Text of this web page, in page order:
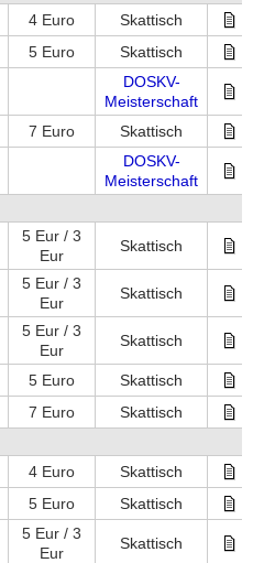
4 Euro
Skattisch
5 Euro Skattisch
DOSKV-
Meisterschaft
7 Euro Skattisch
DOSKV-
Meisterschaft
5 Eur / 3
Eur
Skattisch
5 Eur / 3
Eur
Skattisch
5 Eur / 3
Eur
Skattisch
5 Euro
Skattisch
7 Euro
Skattisch
4 Euro
Skattisch
5 Euro Skattisch
5 Eur / 3
Eur
Skattisch